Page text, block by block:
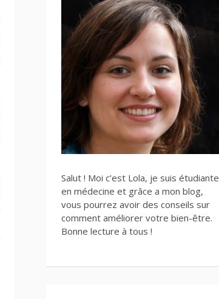
Salut ! Moi c’est Lola, je suis étudiante
en médecine et grâce a mon blog,
vous pourrez avoir des conseils sur
comment améliorer votre bien-être.
Bonne lecture à tous !